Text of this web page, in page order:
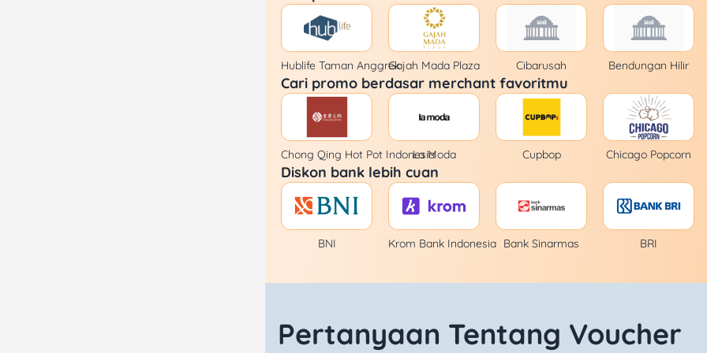
Hublife Taman AnggrekGajah Mada Plaza Cibarusah Bendungan Hilir
Cari promo berdasar merchant favoritmu
Chong Qing Hot Pot IndonesiaLa Moda Cupbop Chicago Popcorn
Diskon bank lebih cuan
BNI Krom Bank Indonesia Bank Sinarmas BRI
Pertanyaan Tentang Voucher